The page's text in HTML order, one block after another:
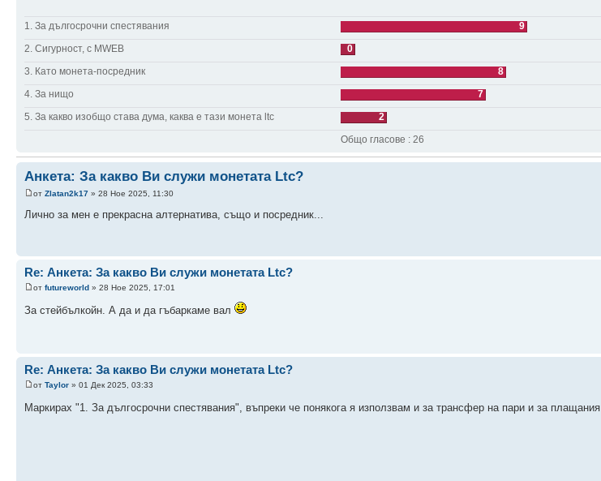
1. За дългосрочни спестявания 9
2. Сигурност, с MWEB
0
3. Като монета-посредник
8
4. За нищо
7
5. За какво изобщо става дума, каква е тази монета ltc
2
Общо гласове : 26
Анкета: За какво Ви служи монетата Ltc?
от Zlatan2k17 » 28 Ное 2025, 11:30
Лично за мен е прекрасна алтернатива, също и посредник...
Re: Анкета: За какво Ви служи монетата Ltc?
от futureworld » 28 Ное 2025, 17:01
За стейбълкойн. А да и да гъбаркаме вал
Re: Анкета: За какво Ви служи монетата Ltc?
от Taylor » 01 Дек 2025, 03:33
Маркирах "1. За дългосрочни спестявания", въпреки че понякога я използвам и за трансфер на пари и за плащания